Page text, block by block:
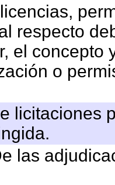
respecto
el concepto
o
licitaciones
las